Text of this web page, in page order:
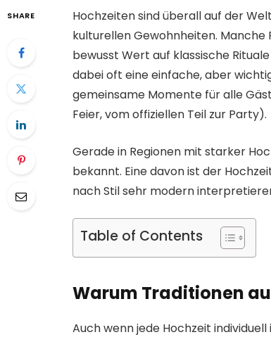
SHARE
Hochzeiten sind überall auf der
kulturellen Gewohnheiten.
bewusst Wert auf klassische
dabei oft eine einfache, aber
gemeinsame Momente für alle
Feier, vom offiziellen Teil zur Party).
Gerade in Regionen mit starker
bekannt. Eine davon ist der
nach Stil sehr modern
Table of Contents
Warum Traditionen
Auch wenn jede Hochzeit